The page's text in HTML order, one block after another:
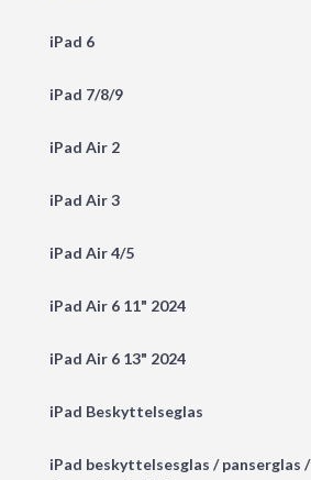
iPad 6
iPad 7/8/9
iPad Air 2
iPad Air 3
iPad Air 4/5
iPad Air 6 11" 2024
iPad Air 6 13" 2024
iPad Beskyttelseglas
iPad beskyttelsesglas / panserglas /